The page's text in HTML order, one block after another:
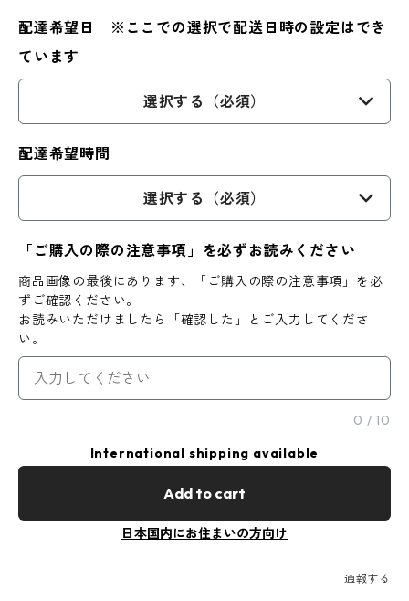
配達希望日 ※ここでの選択で配送日時の設定はでき
ています
選択する（必須）
配達希望時間
選択する（必須）
「ご購入の際の注意事項」を必ずお読みください
商品画像の最後にあります、「ご購入の際の注意事項」を必
ずご確認ください。
お読みいただけましたら「確認した」とご入力してくださ
い。
0 / 10
International shipping available
Add to cart
日本国内にお住まいの方向け
通報する